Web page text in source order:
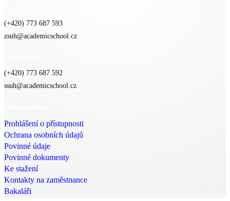
(+420) 773 687 593
zsuh@academicschool.cz
(+420) 773 687 592
ssuh@academicschool.cz
Prohlášení o přístupnosti
Ochrana osobních údajů
Povinné údaje
Povinné dokumenty
Ke stažení
Kontakty na zaměstnance
Bakaláři